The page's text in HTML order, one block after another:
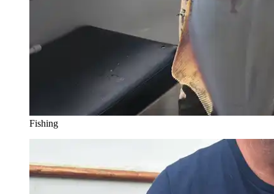
Fishing